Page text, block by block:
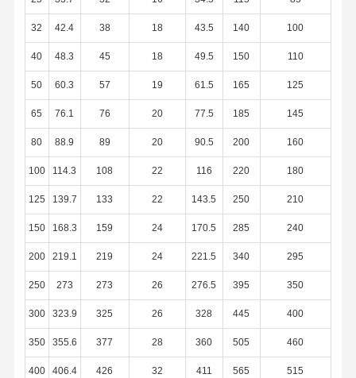
Tubulações sem emenda de aço inoxidável
TUBO DOS VAGABUNDOS
Tubulações soldadas de aço inoxidável
Folha de aço inoxidável da bobina
32 42.4 38 18 43.5 140 100
40 48.3 45 18 49.5 150 110
50 60.3 57 19 61.5 165 125
65 76.1 76 20 77.5 185 145
80 88.9 89 20 90.5 200 160
100 114.3 108 22 116 220 180
125 139.7 133 22 143.5 250 210
150 168.3 159 24 170.5 285 240
200 219.1 219 24 221.5 340 295
250 273 273 26 276.5 395 350
300 323.9 325 26 328 445 400
350 355.6 377 28 360 505 460
400 406.4 426 32 411 565 515